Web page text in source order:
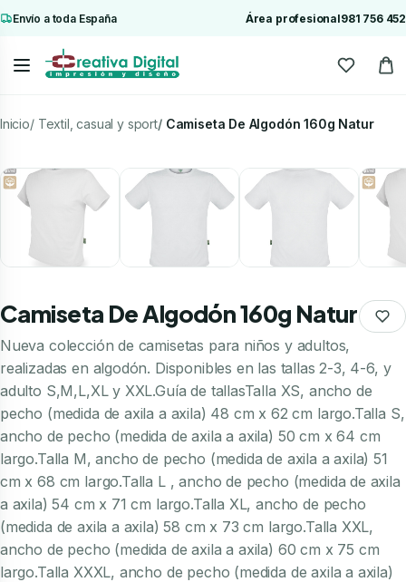
Envío a toda España Área profesional981 756 452
Inicio Textil, casual y sport Camiseta De Algodón 160g Natur
Camiseta De Algodón 160g Natur
Nueva colección de camisetas para niños y adultos,
realizadas en algodón. Disponibles en las tallas 2-3, 4-6, y
adulto S,M,L,XL y XXL.Guía de tallasTalla XS, ancho de
pecho (medida de axila a axila) 48 cm x 62 cm largo.Talla S,
ancho de pecho (medida de axila a axila) 50 cm x 64 cm
largo.Talla M, ancho de pecho (medida de axila a axila) 51
cm x 68 cm largo.Talla L , ancho de pecho (medida de axila
a axila) 54 cm x 71 cm largo.Talla XL, ancho de pecho
(medida de axila a axila) 58 cm x 73 cm largo.Talla XXL,
ancho de pecho (medida de axila a axila) 60 cm x 75 cm
largo.Talla XXXL, ancho de pecho (medida de axila a axila)